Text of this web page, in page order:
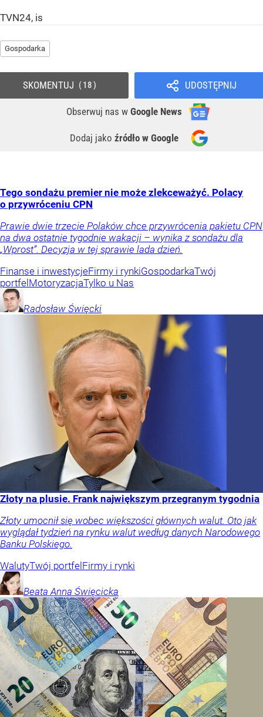
TVN24, is
Gospodarka
UDOSTĘPNIJ
Obserwuj nas w Google News
Dodaj jako źródło w Google
SKOMENTUJ 18
Tego sondażu premier nie może zlekceważyć. Polacy
o przywróceniu CPN
Prawie dwie trzecie Polaków chce przywrócenia pakietu CPN
na dwa ostatnie tygodnie wakacji – wynika z sondażu dla
„Wprost”. Decyzja w tej sprawie lada dzień.
Finanse i inwestycjeFirmy i rynkiGospodarkaTwój
portfelMotoryzacjaTylko u Nas
Radosław Święcki
Złoty na plusie. Frank największym przegranym tygodnia
Złoty umocnił się wobec większości głównych walut. Oto jak
wyglądał tydzień na rynku walut według danych Narodowego
Banku Polskiego.
WalutyTwój portfelFirmy i rynki
Beata Anna Święcicka